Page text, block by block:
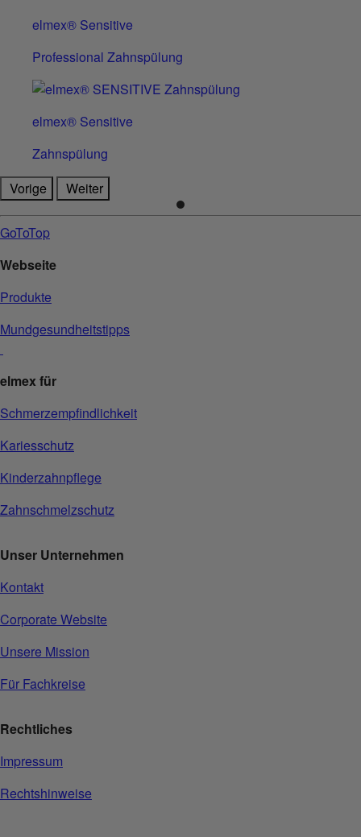
elmex® Sensitive
Professional Zahnspülung
elmex® Sensitive
Zahnspülung
Vorige
Weiter
GoToTop
Webseite
Produkte
Mundgesundheitstipps
elmex für
Schmerzempfindlichkeit
Kariesschutz
Kinderzahnpflege
Zahnschmelzschutz
Unser Unternehmen
Kontakt
Corporate Website
Unsere Mission
Für Fachkreise
Rechtliches
Impressum
Rechtshinweise